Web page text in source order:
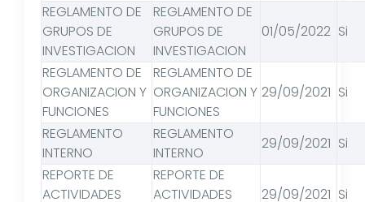
REGLAMENTO DE
GRUPOS DE
INVESTIGACION
REGLAMENTO DE
GRUPOS DE
INVESTIGACION
01/05/2022 Si
REGLAMENTO DE
ORGANIZACION Y
FUNCIONES
REGLAMENTO DE
ORGANIZACION Y
FUNCIONES
29/09/2021 Si
REGLAMENTO
INTERNO
REGLAMENTO
INTERNO
29/09/2021 Si
REPORTE DE
ACTIVIDADES
REPORTE DE
ACTIVIDADES
29/09/2021 Si